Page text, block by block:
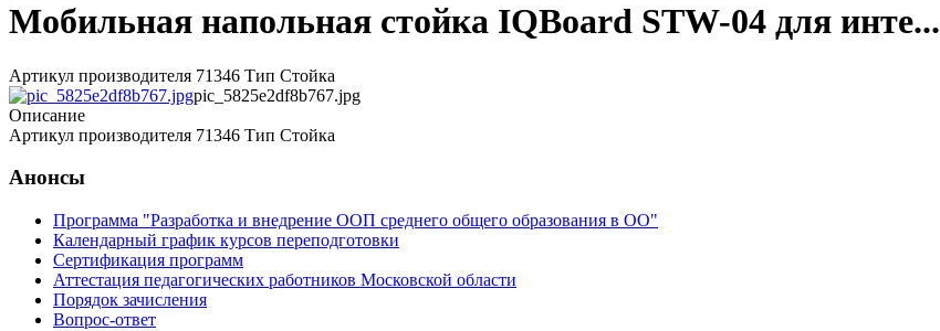
Мобильная напольная стойка IQBoard STW-04 для инте...
Артикул производителя 71346 Тип Стойка
pic_5825e2df8b767.jpg
Описание
Артикул производителя 71346 Тип Стойка
Анонсы
Программа "Разработка и внедрение ООП среднего общего образования в ОО"
Календарный график курсов переподготовки
Сертификация программ
Аттестация педагогических работников Московской области
Порядок зачисления
Вопрос-ответ